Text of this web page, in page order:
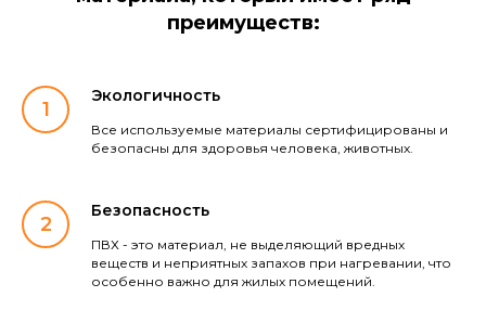
преимуществ:
Экологичность
Все используемые материалы сертифицированы и
безопасны для здоровья человека, животных.
Безопасность
ПВХ - это материал, не выделяющий вредных
веществ и неприятных запахов при нагревании, что
особенно важно для жилых помещений.